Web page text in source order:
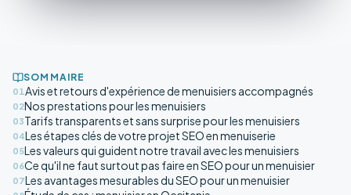
SOMMAIRE
01 Avis et retours d'expérience de menuisiers accompagnés
02Nos prestations pour les menuisiers
03Tarifs transparents et sans surprise pour les menuisiers
04Les étapes clés de votre projet SEO en menuiserie
05Les valeurs qui guident notre travail avec les menuisiers
06Ce qu'il ne faut surtout pas faire en SEO pour un menuisier
07Les avantages mesurables du SEO pour un menuisier